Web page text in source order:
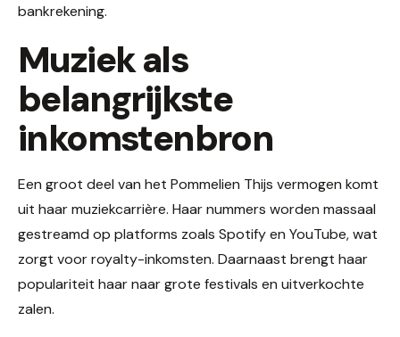
bankrekening.
Muziek als
belangrijkste
inkomstenbron
Een groot deel van het Pommelien Thijs vermogen komt
uit haar muziekcarrière. Haar nummers worden massaal
gestreamd op platforms zoals Spotify en YouTube, wat
zorgt voor royalty-inkomsten. Daarnaast brengt haar
populariteit haar naar grote festivals en uitverkochte
zalen.